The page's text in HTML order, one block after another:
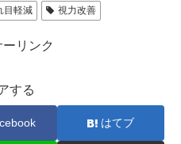
目軽減 視力改善
リンク
する
はてブ